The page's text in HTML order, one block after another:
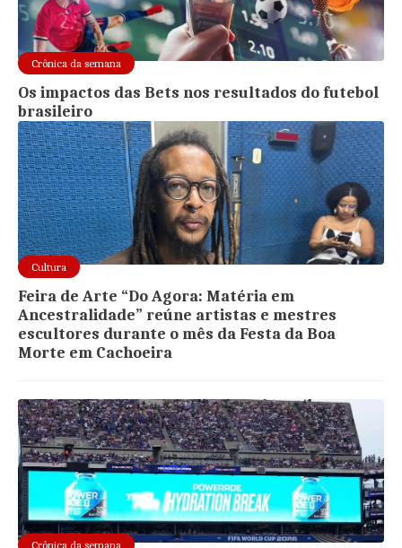
Crônica da semana
Os impactos das Bets nos resultados do futebol
brasileiro
Cultura
Feira de Arte “Do Agora: Matéria em
Ancestralidade” reúne artistas e mestres
escultores durante o mês da Festa da Boa
Morte em Cachoeira
Crônica da semana